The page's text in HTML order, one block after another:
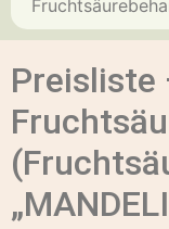
Preisliste